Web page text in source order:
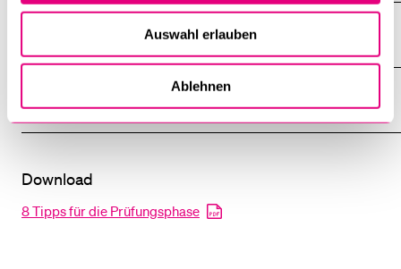
Auswahl erlauben
Ablehnen
#7 - Die richtige Ernährung
Download
8 Tipps für die Prüfungsphase